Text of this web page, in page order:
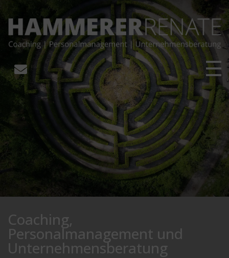
Coaching,
Personalmanagement und
Unternehmensberatung